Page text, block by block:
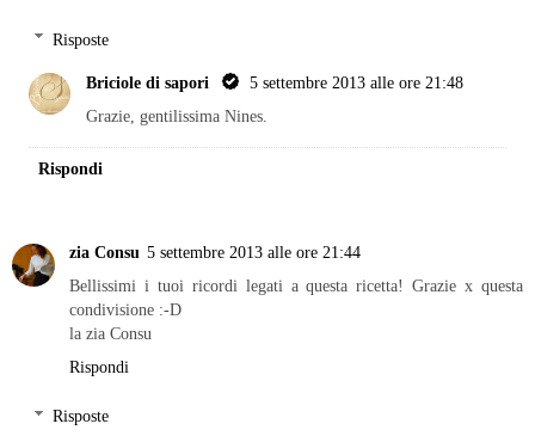
Risposte
Briciole di sapori
5 settembre 2013 alle ore 21:48
Grazie, gentilissima Nines.
Rispondi
zia Consu 5 settembre 2013 alle ore 21:44
Bellissimi i tuoi ricordi legati a questa ricetta! Grazie x questa
condivisione :-D
la zia Consu
Rispondi
Risposte